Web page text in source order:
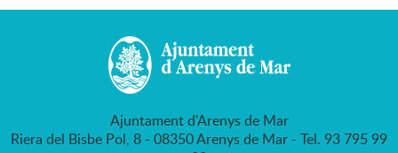
Ajuntament d'Arenys de Mar
Riera del Bisbe Pol, 8 - 08350 Arenys de Mar - Tel. 93 795 99